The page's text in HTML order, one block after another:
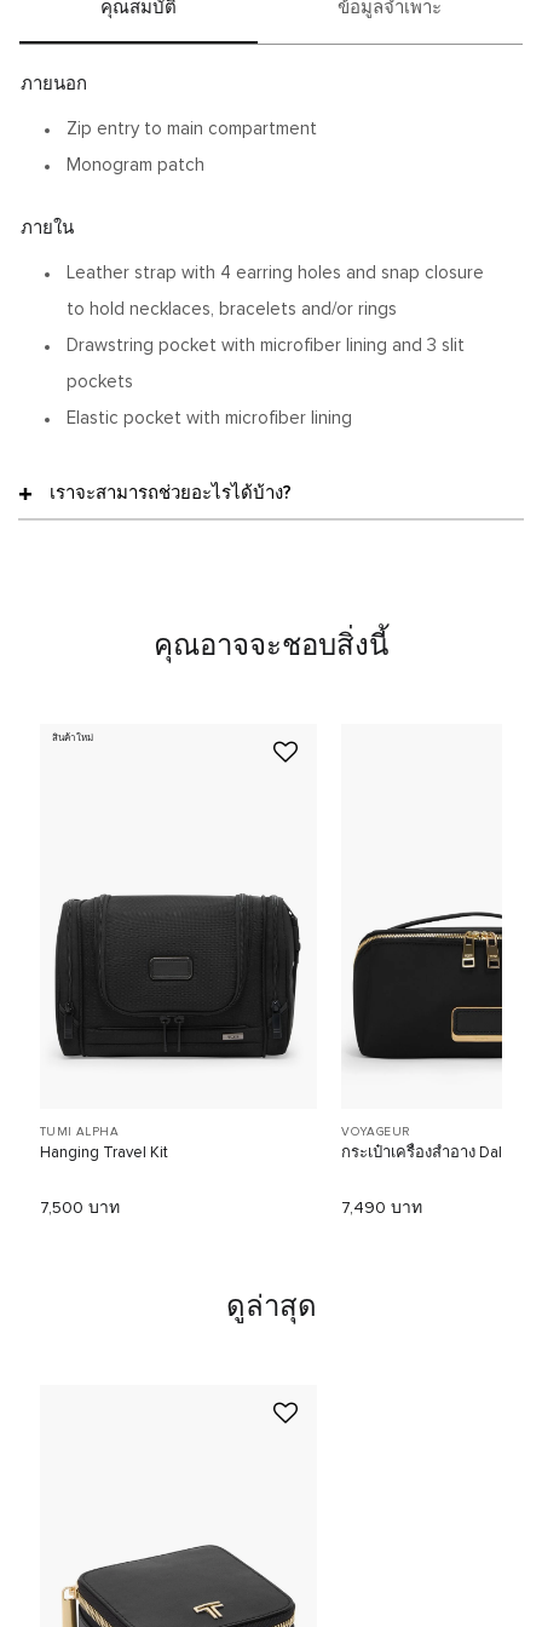
คุณสมบัติ ข้อมูลจำเพาะ
ภายนอก
Zip entry to main compartment
Monogram patch
ภายใน
Leather strap with 4 earring holes and snap closure
to hold necklaces, bracelets and/or rings
Drawstring pocket with microfiber lining and 3 slit
pockets
Elastic pocket with microfiber lining
เราจะสามารถช่วยอะไรได้บ้าง?
คุณอาจจะชอบสิ่งนี้
สินค้าใหม่
TUMI ALPHA
Hanging Travel Kit
7,500 บาท
VOYAGEUR
กระเป๋าเครื่องสำอาง Dallas
7,490 บาท
ดูล่าสุด